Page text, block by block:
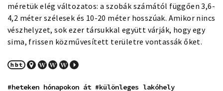
méretük elég változatos: a szobák számától függően 3,6-
4,2 méter szélesek és 10-20 méter hosszúak. Amikor nincs
vészhelyzet, sok ezer társukkal együtt várják, hogy egy
sima, frissen közművesített területre vontassák őket.
#heteken hónapokon át #különleges lakóhely